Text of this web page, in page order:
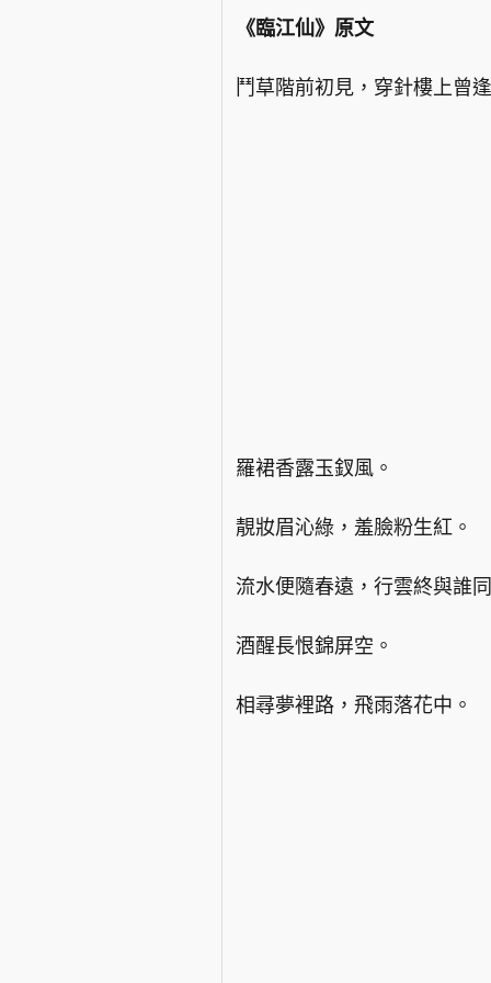
《臨江仙》原文
鬥草階前初見，穿針樓上曾
羅裙香露玉釵風。
靚妝眉沁綠，羞臉粉生紅。
流水便隨春遠，行雲終與誰
酒醒長恨錦屏空。
相尋夢裡路，飛雨落花中。